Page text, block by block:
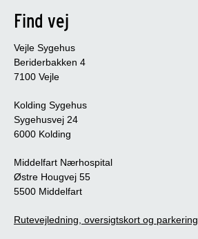
Find vej
Vejle Sygehus
Beriderbakken 4
7100 Vejle
Kolding Sygehus
Sygehusvej 24
6000 Kolding
Middelfart Nærhospital
Østre Hougvej 55
5500 Middelfart
Rutevejledning, oversigtskort og parkering